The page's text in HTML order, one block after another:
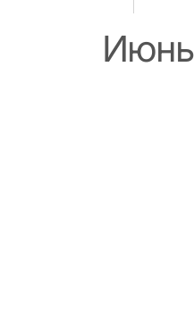
Июнь